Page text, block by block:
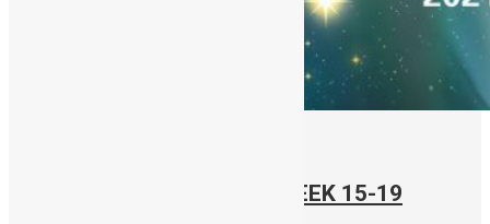
STEM CELL AWARENESS WEEK 15-19